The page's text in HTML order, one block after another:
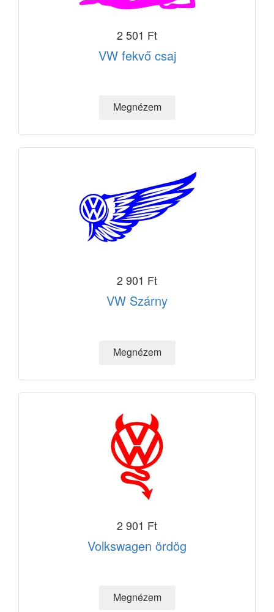
2 501 Ft
VW fekvő csaj
2 901 Ft
VW Szárny
2 901 Ft
Volkswagen ördög